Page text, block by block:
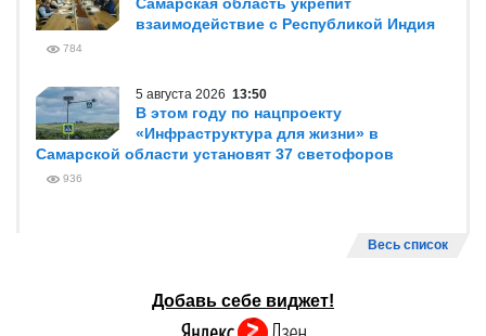
взаимодействие с Республикой Индия
784
5 августа 2026 13:50
В этом году по нацпроекту
«Инфраструктура для жизни» в
Самарской области установят 37 светофоров
936
Весь список
Добавь себе виджет!